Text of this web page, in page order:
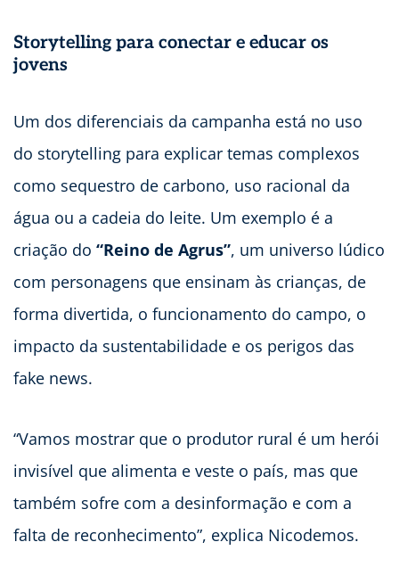
Storytelling para conectar e educar os
jovens
Um dos diferenciais da campanha está no uso
do storytelling para explicar temas complexos
como sequestro de carbono, uso racional da
água ou a cadeia do leite. Um exemplo é a
criação do “Reino de Agrus”, um universo lúdico
com personagens que ensinam às crianças, de
forma divertida, o funcionamento do campo, o
impacto da sustentabilidade e os perigos das
fake news.
“Vamos mostrar que o produtor rural é um herói
invisível que alimenta e veste o país, mas que
também sofre com a desinformação e com a
falta de reconhecimento”, explica Nicodemos.